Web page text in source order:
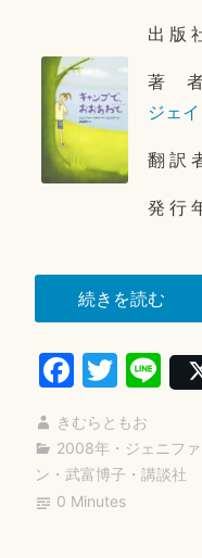
出 版
著 者
ジェ
翻 訳
発 行
続きを読む“キ
ャ
ン
プ
お
お
Fa
ce
bo
ok
T
wi
tte
r
Li
ne
きむらともお
2008年 ・ ジェニフ
ン ・ 武富博子 ・ 講談社
年
0 Minutes